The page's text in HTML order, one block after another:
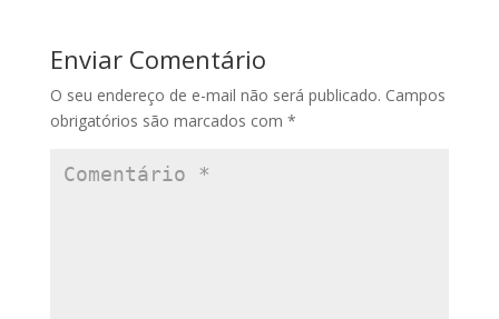
Enviar Comentário
O seu endereço de e-mail não será publicado. Campos
obrigatórios são marcados com *